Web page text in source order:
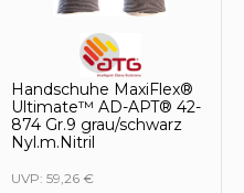
Handschuhe MaxiFlex®
Ultimate™ AD-APT® 42-
874 Gr.9 grau/schwarz
Nyl.m.Nitril
UVP: 59,26 €